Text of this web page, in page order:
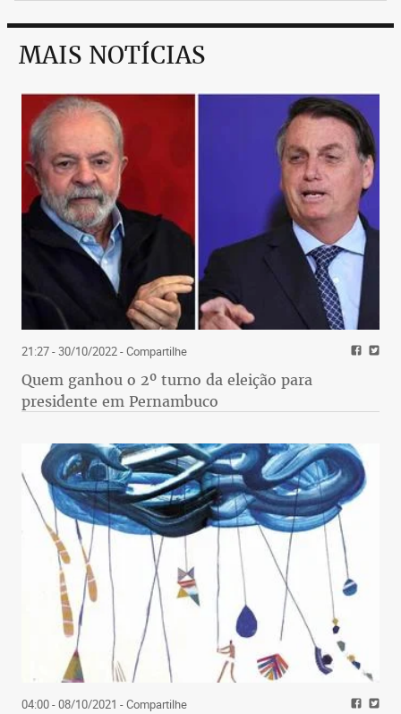
MAIS NOTÍCIAS
21:27 - 30/10/2022- Compartilhe
Quem ganhou o 2º turno da eleição para
presidente em Pernambuco
04:00 - 08/10/2021 - Compartilhe